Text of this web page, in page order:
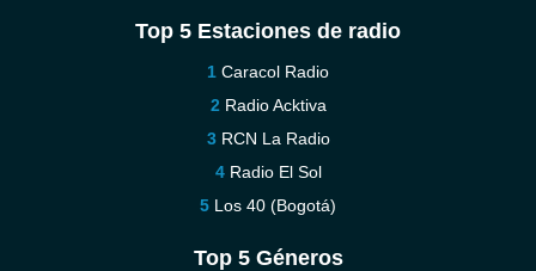
Top 5 Estaciones de radio
Caracol Radio
Radio Acktiva
RCN La Radio
Radio El Sol
Los 40 (Bogotá)
Top 5 Géneros